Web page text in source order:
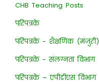
CHB Teaching Posts
परिपत्रके
परिपत्रके - शैक्षणिक (मंजुरी)
परिपत्रके - संलग्नता विभाग
परिपत्रके – एपीडीएस विभाग